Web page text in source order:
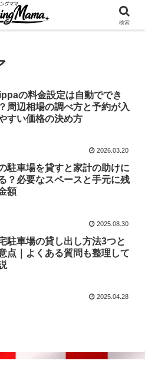
車場を貸してゆとりget🍵
の料金設定は自動ででき
周辺相場の調べ方と予約が入
すい価格の決め方
2026.03.20
駐車場を貸すと家計の助けに
？必要なスペースと手元に残
額
2025.08.30
駐車場の貸し出し方法3つと
点｜よくある質問も整理して
2025.04.28
検索